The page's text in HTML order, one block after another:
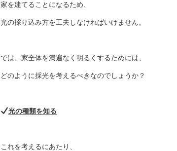
家を建てることになるため、
光の採り込み方を工夫しなければいけません。
では、家全体を満遍なく明るくするためには、
どのように採光を考えるべきなのでしょうか？
光の種類を知る
これを考えるにあたり、